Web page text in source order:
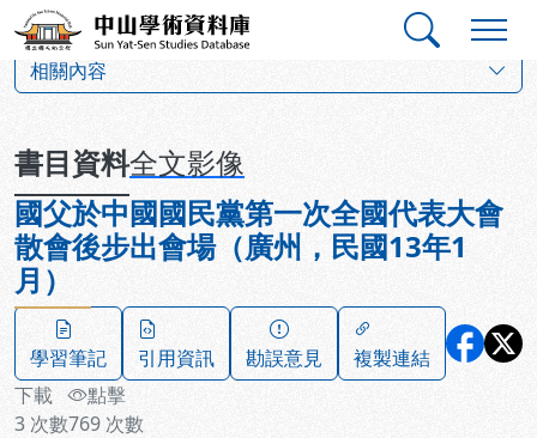
跳到主要內容
中山學術資料庫
相關內容
書目資料全文影像
國父於中國國民黨第一次全國代表大會
散會後步出會場（廣州，民國13年1
月）
學習筆記 引用資訊 勘誤意見
複製連結
下載
3 次數
點擊
769 次數